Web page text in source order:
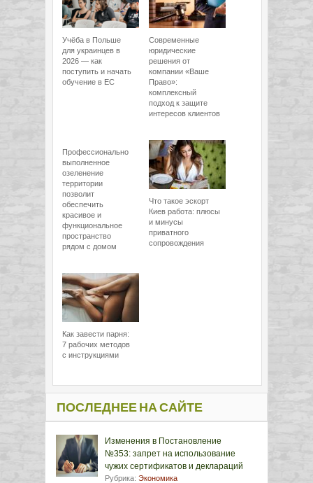
Учёба в Польше
для украинцев в
2026 — как
поступить и начать
обучение в ЕС
Современные
юридические
решения от
компании «Ваше
Право»:
комплексный
подход к защите
интересов клиентов
Профессионально
выполненное
озеленение
территории
позволит
обеспечить
красивое и
функциональное
пространство
рядом с домом
Что такое эскорт
Киев работа: плюсы
и минусы
приватного
сопровождения
Как завести парня:
7 рабочих методов
с инструкциями
ПОСЛЕДНЕЕ НА САЙТЕ
Изменения в Постановление
№353: запрет на использование
чужих сертификатов и деклараций
Рубрика: Экономика